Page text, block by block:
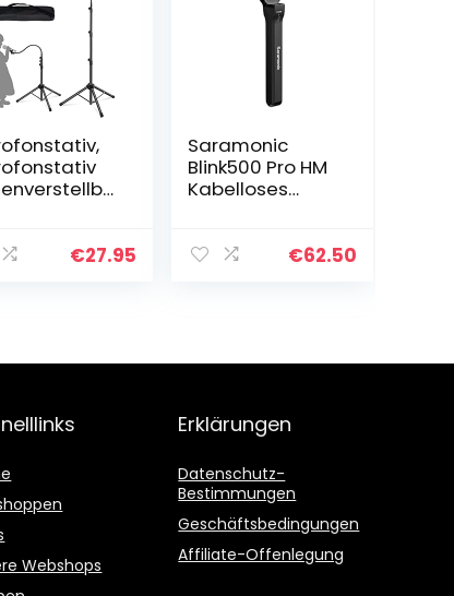
€27.95
Saramonic
Blink500 Pro HM
Kabelloses
Handmikrofon-
€62.50
Webshops
Erklärungen
Datenschutz-
Bestimmungen
Geschäftsbedingungen
Affiliate-Offenlegung